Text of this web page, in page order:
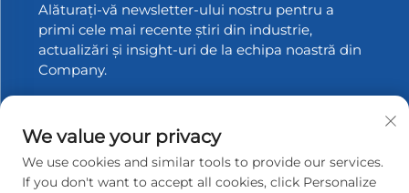
Alăturați-vă newsletter-ului nostru pentru a
primi cele mai recente știri din industrie,
actualizări și insight-uri de la echipa noastră din
Company.
We value your privacy
We use cookies and similar tools to provide our services.
If you don't want to accept all cookies, click Personalize